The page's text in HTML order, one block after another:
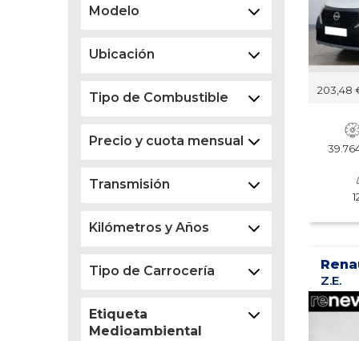
Modelo
Ubicación
Tipo de Combustible
Precio y cuota mensual
Transmisión
Kilómetros y Años
Tipo de Carrocería
Etiqueta
Medioambiental
203,48
Z.E.